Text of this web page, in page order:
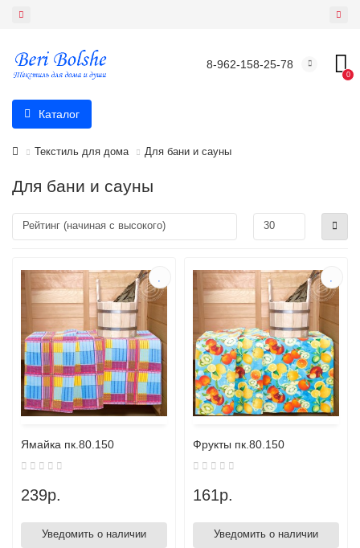
8-962-158-25-78
0
Каталог
Текстиль для дома Для бани и сауны
Для бани и сауны
Ямайка пк.80.150
239р.
Уведомить о наличии
Фрукты пк.80.150
161р.
Уведомить о наличии